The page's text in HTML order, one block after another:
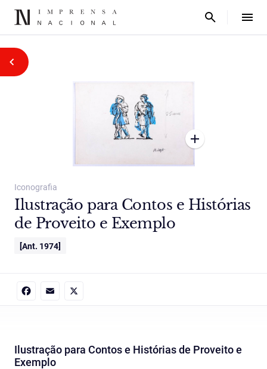
Iconografia
Ilustração para Contos e Histórias
de Proveito e Exemplo
[Ant. 1974]
Ilustração para Contos e Histórias de Proveito e
Exemplo